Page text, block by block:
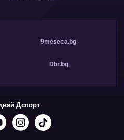
9meseca.bg
Dbr.bg
Дспорт